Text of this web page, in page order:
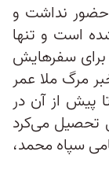
نداشت و
است و تنها
برای سفرهایش
مرگ ملا عمر
او تا پیش از آن در
تحصیل می‌کرد
سپاه محمد،